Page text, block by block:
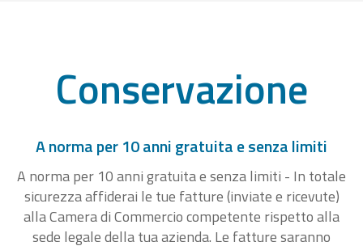
Conservazione
A norma per 10 anni gratuita e senza limiti
A norma per 10 anni gratuita e senza limiti - In totale
sicurezza affiderai le tue fatture (inviate e ricevute)
alla Camera di Commercio competente rispetto alla
sede legale della tua azienda. Le fatture saranno